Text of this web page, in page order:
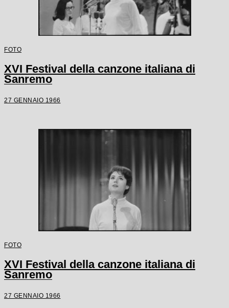
FOTO
XVI Festival della canzone italiana di
Sanremo
27 GENNAIO 1966
FOTO
XVI Festival della canzone italiana di
Sanremo
27 GENNAIO 1966